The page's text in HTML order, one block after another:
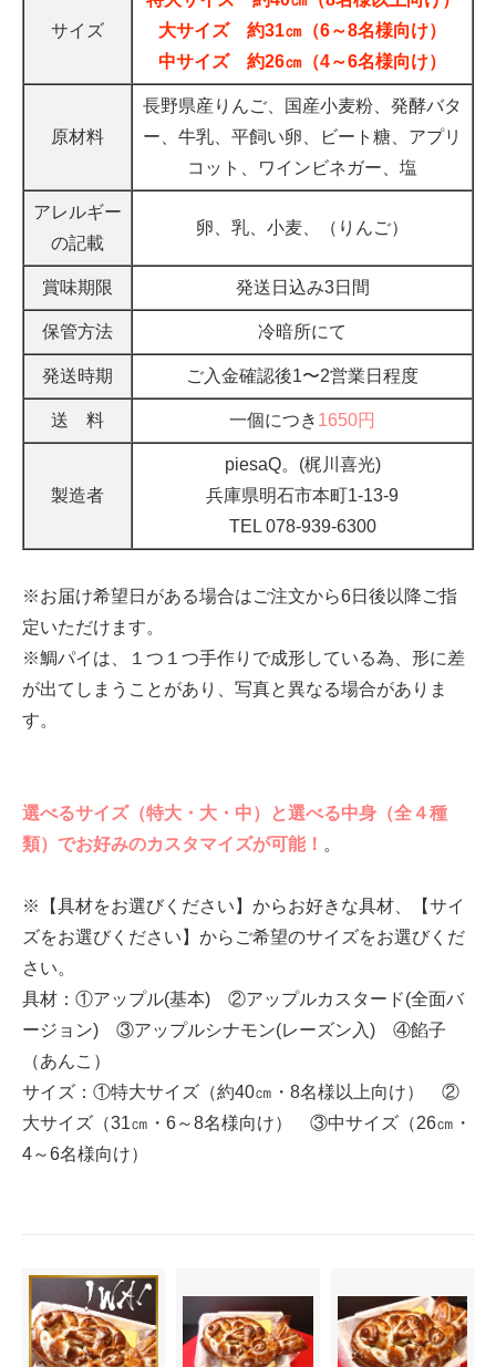
サイズ
大サイズ 約31㎝（6～8名様向け）
中サイズ 約26㎝（4～6名様向け）
原材料
長野県産りんご、国産小麦粉、発酵バタ
ー、牛乳、平飼い卵、ビート糖、アプリ
コット、ワインビネガー、塩
アレルギー
の記載
卵、乳、小麦、（りんご）
賞味期限 発送日込み3日間
保管方法 冷暗所にて
発送時期 ご入金確認後1〜2営業日程度
送 料 一個につき 1650円
製造者
piesaQ。(梶川喜光)
兵庫県明石市本町1-13-9
TEL 078-939-6300
※お届け希望日がある場合はご注文から6日後以降ご指
定いただけます。
※鯛パイは、１つ１つ手作りで成形している為、形に差
が出てしまうことがあり、写真と異なる場合がありま
す。
選べるサイズ（特大・大・中）と選べる中身（全４種
類）でお好みのカスタマイズが可能！ 。
※【具材をお選びください】からお好きな具材、【サイ
ズをお選びください】からご希望のサイズをお選びくだ
さい。
具材：①アップル(基本) ②アップルカスタード(全面バ
ージョン) ③アップルシナモン(レーズン入) ④餡子
（あんこ）
サイズ：①特大サイズ（約40㎝・8名様以上向け） ②
大サイズ（31㎝・6～8名様向け） ③中サイズ（26㎝・
4～6名様向け）